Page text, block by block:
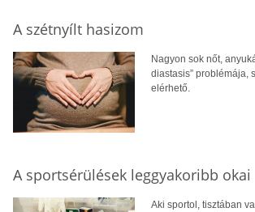
A szétnyílt hasizom
Nagyon sok nőt,
diastasis” problémája,
elérhető.
A sportsérülések leggyakoribb okai
Aki sportol, tisztában